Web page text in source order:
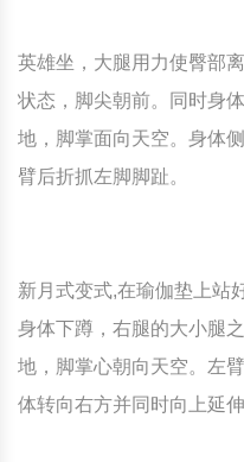
英雄坐，大腿用力使臀部
状态，脚尖朝前。同时身
地，脚掌面向天空。身体
臂后折抓左脚脚趾。
新月式变式,在瑜伽垫上站
身体下蹲，右腿的大小腿
地，脚掌心朝向天空。左
体转向右方并同时向上延伸